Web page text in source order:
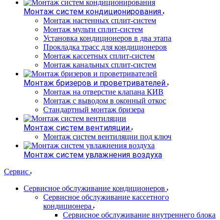
Монтаж систем кондиционирования
Монтаж настенных сплит-систем
Монтаж мульти сплит-систем
Установка кондиционеров в два этапа
Прокладка трасс для кондиционеров
Монтаж кассетных сплит-систем
Монтаж канальных сплит-систем
Монтаж бризеров и проветривателей
Монтаж на отверстие клапана КИВ
Монтаж с выводом в оконный откос
Стандартный монтаж бризера
Монтаж систем вентиляции
Монтаж систем вентиляции под ключ
Монтаж систем увлажнения воздуха
Сервис
Сервисное обслуживание кондиционеров
Сервисное обслуживание кассетного
кондиционера
Сервисное обслуживание внутреннего блока